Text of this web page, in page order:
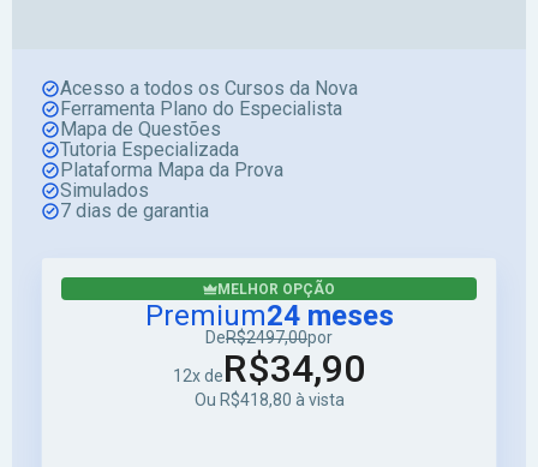
Acesso a todos os Cursos da Nova
Ferramenta Plano do Especialista
Mapa de Questões
Tutoria Especializada
Plataforma Mapa da Prova
Simulados
7 dias de garantia
MELHOR OPÇÃO
Premium24 meses
DeR$2497,00por
12x deR$34,90
Ou R$418,80 à vista